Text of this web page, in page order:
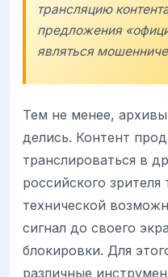
трансляцию
предложения
являться
Тем не менее,
делись. Контент
транслироваться в
российского зрителя
технической
сигнал до своего
блокировки. Для
различные